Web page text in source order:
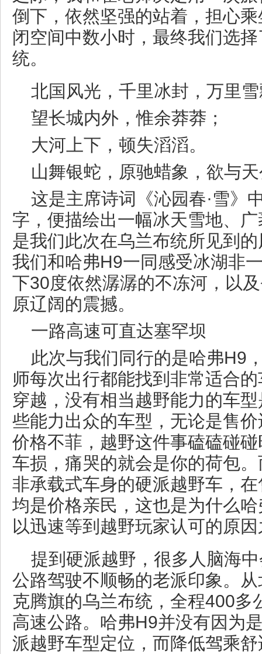
倒下，依然坚强的站着，担心
闭空间中数小时，最终我们选
统。
北国风光，千里冰封，万里
望长城内外，惟余莽莽；
大河上下，顿失滔滔。
山舞银蛇，原驰蜡象，欲与
这是主席诗词《沁园春·雪》
字，便描绘出一幅冰天雪地、
是我们此次在乌兰布统所见到
我们和哈弗H9一同感受冰湖非
下30度依然潺潺的不冻河，以
原辽阔的震撼。
一路高速可直达塞罕坝
此次与我们同行的是哈弗H9
师每次出行都能找到非常适合
穿越，没有相当越野能力的车
些能力出众的车型，无论是售
价格不菲，越野这件事磕磕碰
车损，痛哭的就会是你的荷包
非承载式车身的硬派越野车，
均是价格亲民，这也是为什么
以迅速等到越野玩家认可的原
提到硬派越野，很多人脑海
公路驾驶不顺畅的老派印象。
克腾旗的乌兰布统，全程400多
高速公路。哈弗H9并没有因为
派越野车型定位，而降低驾乘